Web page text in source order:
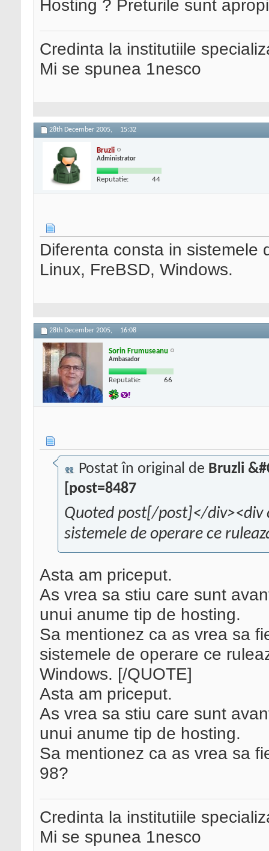
Hosting ? Preturile sunt
Credinta la institutiile
Mi se spunea 1nesco
28th December 2005, 15:32
Bruzli
Administrator
Reputatie: 44
Diferenta consta in sistemele
Linux, FreBSD, Windows.
28th December 2005, 16:08
Sorin Frumuseanu
Ambasador
Reputatie: 66
Postat în original de Bruzli
[post=8487
Quoted post[/post]</div><div
sistemele de operare ce
Asta am priceput.
As vrea sa stiu care sunt
unui anume tip de hosting.
Sa mentionez ca as vrea sa
sistemele de operare ce
Windows. [/QUOTE]
Asta am priceput.
As vrea sa stiu care sunt
unui anume tip de hosting.
Sa mentionez ca as vrea sa
98?
Credinta la institutiile
Mi se spunea 1nesco